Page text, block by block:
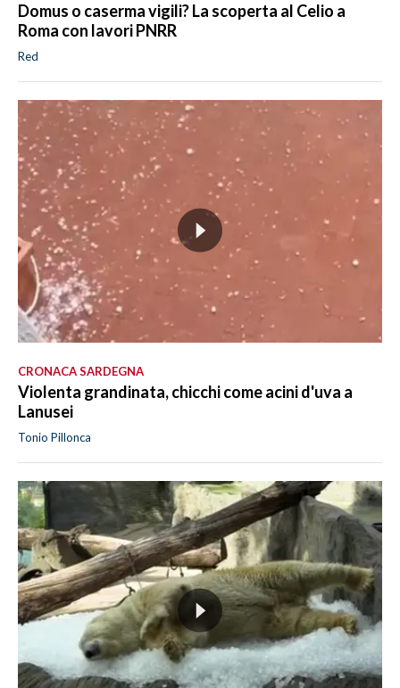
Domus o caserma vigili? La scoperta al Celio a
Roma con lavori PNRR
Red
CRONACA SARDEGNA
Violenta grandinata, chicchi come acini d'uva a
Lanusei
Tonio Pillonca